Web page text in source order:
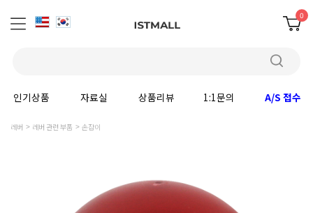
0
인기상품 자료실 상품리뷰 1:1문의 A/S 접수
레버 레버 관련 부품 손잡이